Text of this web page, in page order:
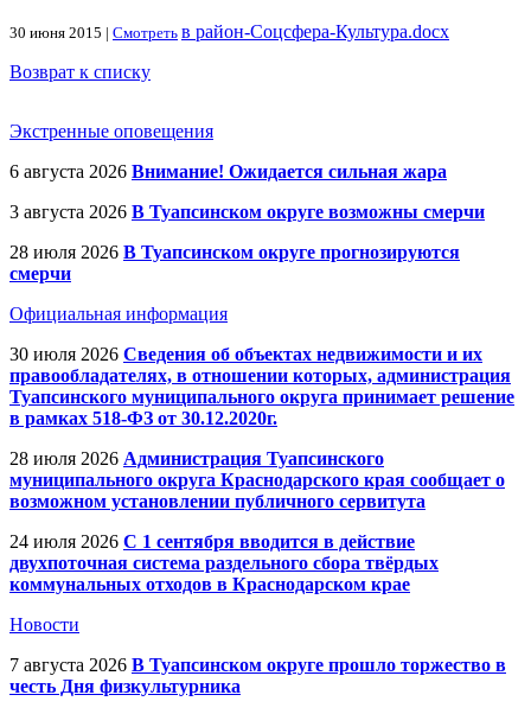
30 июня 2015 | Смотреть в район-Соцсфера-Культура.docx
Возврат к списку
Экстренные оповещения
6 августа 2026 Внимание! Ожидается сильная жара
3 августа 2026 В Туапсинском округе возможны смерчи
28 июля 2026 В Туапсинском округе прогнозируются
смерчи
Официальная информация
30 июля 2026 Сведения об объектах недвижимости и их
правообладателях, в отношении которых, администрация
Туапсинского муниципального округа принимает решение
в рамках 518-ФЗ от 30.12.2020г.
28 июля 2026 Администрация Туапсинского
муниципального округа Краснодарского края сообщает о
возможном установлении публичного сервитута
24 июля 2026 С 1 сентября вводится в действие
двухпоточная система раздельного сбора твёрдых
коммунальных отходов в Краснодарском крае
Новости
7 августа 2026 В Туапсинском округе прошло торжество в
честь Дня физкультурника